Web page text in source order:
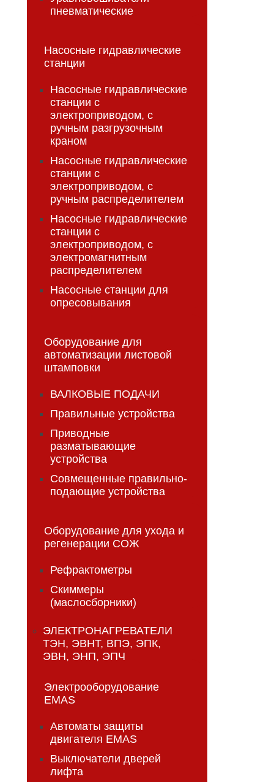
пневматические
Насосные гидравлические
станции
Насосные гидравлические
станции с
электроприводом, с
ручным разгрузочным
краном
Насосные гидравлические
станции с
электроприводом, с
ручным распределителем
Насосные гидравлические
станции с
электроприводом, с
электромагнитным
распределителем
Насосные станции для
опресовывания
Оборудование для
автоматизации листовой
штамповки
ВАЛКОВЫЕ ПОДАЧИ
Правильные устройства
Приводные
разматывающие
устройства
Совмещенные правильно-
подающие устройства
Оборудование для ухода и
регенерации СОЖ
Рефрактометры
Скиммеры
(маслосборники)
ЭЛЕКТРОНАГРЕВАТЕЛИ
ТЭН, ЭВНТ, ВПЭ, ЭПК,
ЭВН, ЭНП, ЭПЧ
Электрооборудование
EMAS
Автоматы защиты
двигателя EMAS
Выключатели дверей
лифта